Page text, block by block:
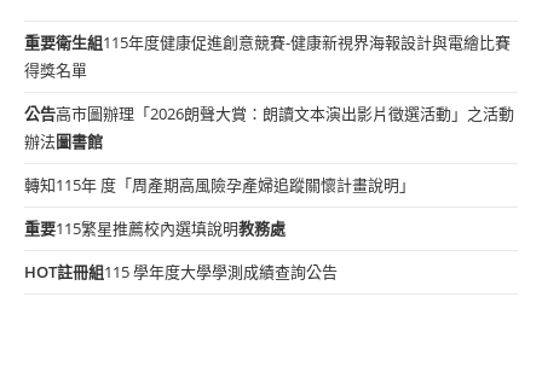
重要衛生組115年度健康促進創意競賽-健康新視界海報設計與電繪比賽
得獎名單
公告高市圖辦理「2026朗聲大賞：朗讀文本演出影片徵選活動」之活動
辦法圖書館
轉知115年 度「周產期高風險孕產婦追蹤關懷計畫說明」
重要115繁星推薦校內選填說明教務處
HOT註冊組115 學年度大學學測成績查詢公告